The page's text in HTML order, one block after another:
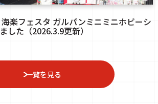
楽フェスタ ガルパンミニミニホビーシ
した（2026.3.9更新）
一覧を見る